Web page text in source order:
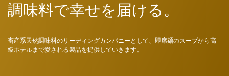
調味料で幸せを届ける。
畜産系天然調味料のリーディングカンパニーとして、即席麺のスープから高
級ホテルまで愛される製品を提供していきます。